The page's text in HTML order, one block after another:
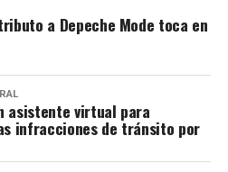
a Depeche Mode toca en
asistente virtual para
infracciones de tránsito por